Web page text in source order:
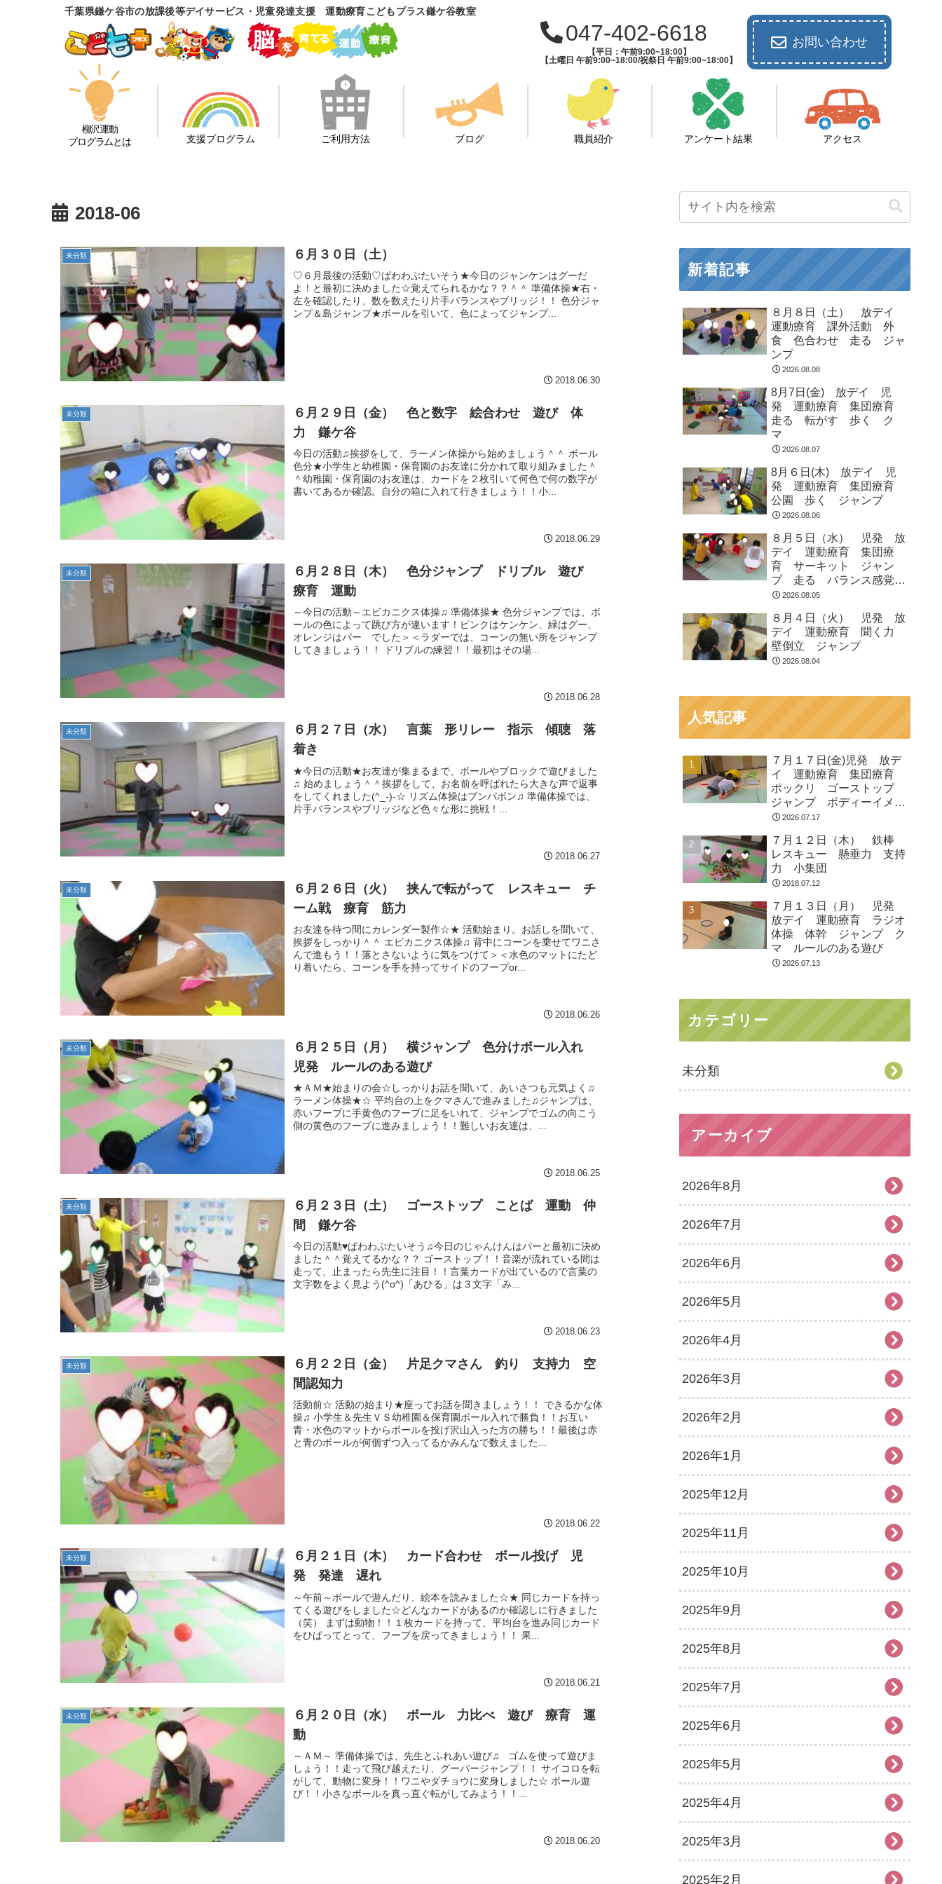
千葉県鎌ケ谷市の放課後等デイサービス・児童発達支援 運動療育こどもプラス鎌ケ谷教室
047-402-6618
【平日：午前9:00~18:00】
【土曜日 午前9:00~18:00/祝祭日 午前9:00~18:00】
お問い合わせ
柳沢運動
プログラムとは
支援プログラム ご利用方法 ブログ 職員紹介 アンケート結果 アクセス
2018-06
未分類 ６月３０日（土）
♡６月最後の活動♡ぱわわぷたいそう★今日のジャンケンはグーだ
よ！と最初に決めました☆覚えてられるかな？？＾＾ 準備体操★右・
左を確認したり、数を数えたり片手バランスやブリッジ！！ 色分ジャ
ンプ＆島ジャンプ★ボールを引いて、色によってジャンプ...
2018.06.30
未分類
６月２９日（金） 色と数字 絵合わせ 遊び 体
力 鎌ケ谷
今日の活動♫挨拶をして、ラーメン体操から始めましょう＾＾ ボール
色分★小学生と幼稚園・保育園のお友達に分かれて取り組みました＾
＾幼稚園・保育園のお友達は、カードを２枚引いて何色で何の数字が
書いてあるか確認。自分の箱に入れて行きましょう！！小...
2018.06.29
未分類
６月２８日（木） 色分ジャンプ ドリブル 遊び
療育 運動
～今日の活動～エビカニクス体操♫ 準備体操★ 色分ジャンプでは、ボ
ールの色によって跳び方が違います！ピンクはケンケン、緑はグー、
オレンジはパー でした＞＜ラダーでは、コーンの無い所をジャンプ
してきましょう！！ ドリブルの練習！！最初はその場...
2018.06.28
未分類
６月２７日（水） 言葉 形リレー 指示 傾聴 落
着き
★今日の活動★お友達が集まるまで、ボールやブロックで遊びました
♫ 始めましょう＾＾挨拶をして、お名前を呼ばれたら大きな声で返事
をしてくれました(^_-)-☆ リズム体操はブンバボン♫ 準備体操では、
片手バランスやブリッジなど色々な形に挑戦！...
2018.06.27
未分類
６月２６日（火） 挟んで転がって レスキュー チ
ーム戦 療育 筋力
お友達を待つ間にカレンダー製作☆★ 活動始まり。お話しを聞いて、
挨拶をしっかり＾＾ エビカニクス体操♫ 背中にコーンを乗せてワニさ
んで進もう！！落とさないように気をつけて＞＜水色のマットにたど
り着いたら、コーンを手を持ってサイドのフープor...
2018.06.26
未分類
６月２５日（月） 横ジャンプ 色分けボール入れ
児発 ルールのある遊び
★ＡＭ★始まりの会☆しっかりお話を聞いて、あいさつも元気よく♫
ラーメン体操★☆ 平均台の上をクマさんで進みました♫ジャンプは、
赤いフープに手黄色のフープに足をいれて、ジャンプでゴムの向こう
側の黄色のフープに進みましょう！！難しいお友達は、...
2018.06.25
未分類
６月２３日（土） ゴーストップ ことば 運動 仲
間 鎌ケ谷
今日の活動♥ぱわわぷたいそう♫今日のじゃんけんはパーと最初に決め
ました＾＾覚えてるかな？？ ゴーストップ！！音楽が流れている間は
走って、止まったら先生に注目！！言葉カードが出ているので言葉の
文字数をよく見よう(^o^)「あひる」は３文字「み...
2018.06.23
未分類
６月２２日（金） 片足クマさん 釣り 支持力 空
間認知力
活動前☆ 活動の始まり★座ってお話を聞きましょう！！ できるかな体
操♫ 小学生＆先生ＶＳ幼稚園＆保育園ボール入れで勝負！！お互い
青・水色のマットからボールを投げ沢山入った方の勝ち！！最後は赤
と青のボールが何個ずつ入ってるかみんなで数えました...
2018.06.22
未分類
６月２１日（木） カード合わせ ボール投げ 児
発 発達 遅れ
～午前～ボールで遊んだり、絵本を読みました☆★ 同じカードを持っ
てくる遊びをしました☆どんなカードがあるのか確認しに行きました
（笑） まずは動物！！１枚カードを持って、平均台を進み同じカード
をひぱってとって、フープを戻ってきましょう！！ 果...
2018.06.21
未分類
６月２０日（水） ボール 力比べ 遊び 療育 運
動
～ＡＭ～ 準備体操では、先生とふれあい遊び♫ ゴムを使って遊びま
しょう！！走って飛び越えたり、グーパージャンプ！！ サイコロを転
がして、動物に変身！！ワニやダチョウに変身しました☆ ボール遊
び！！小さなボールを真っ直ぐ転がしてみよう！！...
2018.06.20
新着記事
８月８日（土） 放デイ
運動療育 課外活動 外
食 色合わせ 走る ジャ
ンプ
2026.08.08
8月7日(金) 放デイ 児
発 運動療育 集団療育
走る 転がす 歩く ク
マ
2026.08.07
8月６日(木) 放デイ 児
発 運動療育 集団療育
公園 歩く ジャンプ
2026.08.06
８月５日（水） 児発 放
デイ 運動療育 集団療
育 サーキット ジャン
プ 走る バランス感覚
ラジオ体操
2026.08.05
８月４日（火） 児発 放
デイ 運動療育 聞く力
壁倒立 ジャンプ
2026.08.04
人気記事
７月１７日(金)児発 放デ
イ 運動療育 集団療育
ポックリ ゴーストップ
ジャンプ ボディーイメー
ジ 2026.07.17
７月１２日（木） 鉄棒
レスキュー 懸垂力 支持
力 小集団
2018.07.12
７月１３日（月） 児発
放デイ 運動療育 ラジオ
体操 体幹 ジャンプ ク
マ ルールのある遊び
2026.07.13
カテゴリー
未分類
アーカイブ
2026年8月
2026年7月
2026年6月
2026年5月
2026年4月
2026年3月
2026年2月
2026年1月
2025年12月
2025年11月
2025年10月
2025年9月
2025年8月
2025年7月
2025年6月
2025年5月
2025年4月
2025年3月
2025年2月